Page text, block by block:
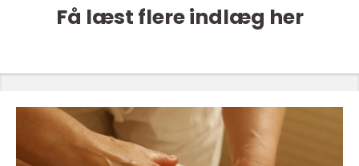
Få læst flere indlæg her